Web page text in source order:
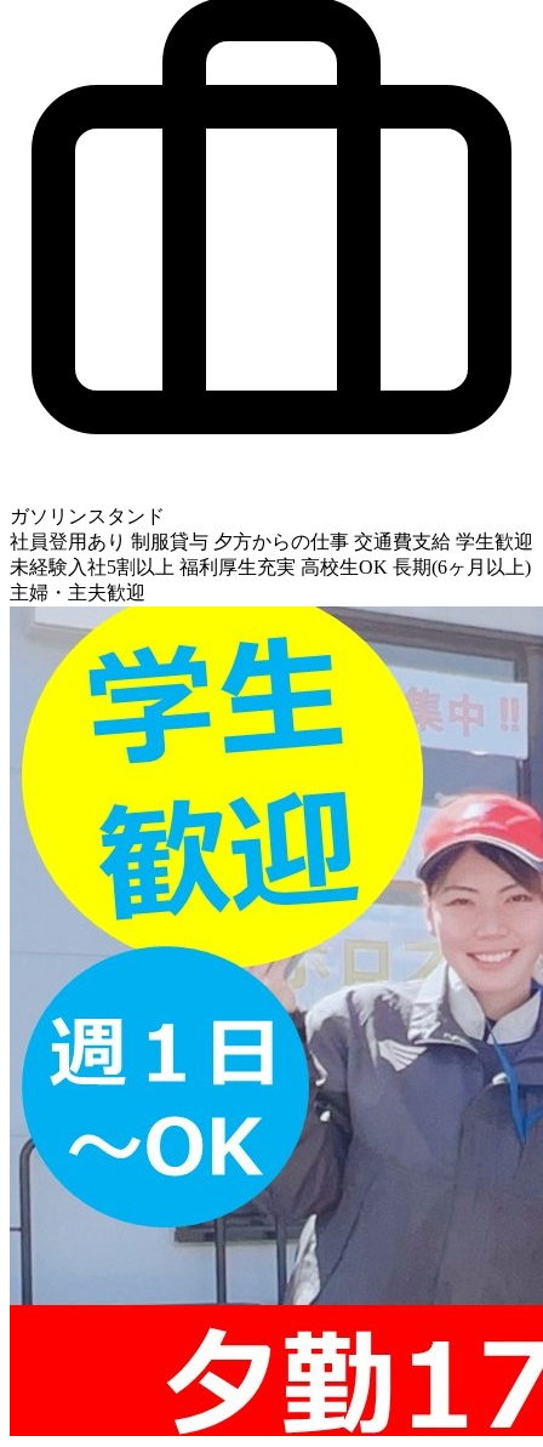
ガソリンスタンド
社員登用あり 制服貸与 夕方からの仕事 交通費支給 学生歓迎
未経験入社5割以上 福利厚生充実 高校生OK 長期(6ヶ月以上)
主婦・主夫歓迎